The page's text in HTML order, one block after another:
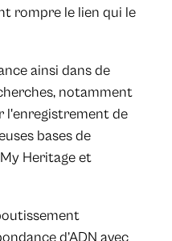
rompre le lien qui le
ainsi dans de
notamment
l'enregistrement de
bases de
Heritage et
d’ADN avec